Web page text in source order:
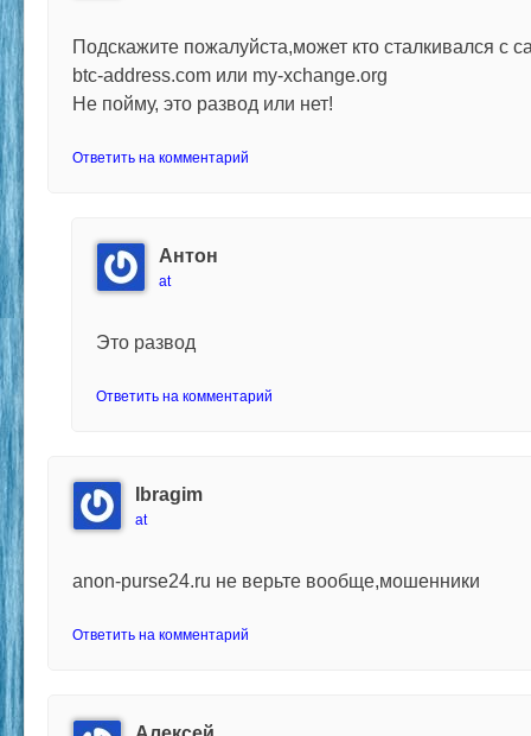
Подскажите пожалуйста,может кто сталкивался с
btc-address.com или my-xchange.org
Не пойму, это развод или нет!
Ответить на комментарий
Антон
at
Это развод
Ответить на комментарий
Ibragim
at
anon-purse24.ru не верьте вообще,мошенники
Ответить на комментарий